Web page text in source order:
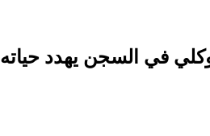
في السجن يهدد حياته